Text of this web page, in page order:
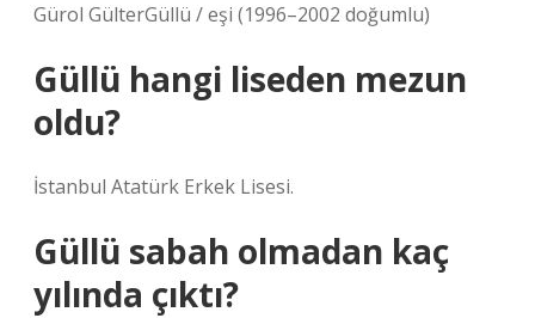
Gürol GülterGüllü / eşi (1996–2002 doğumlu)
Güllü hangi liseden mezun
oldu?
İstanbul Atatürk Erkek Lisesi.
Güllü sabah olmadan kaç
yılında çıktı?